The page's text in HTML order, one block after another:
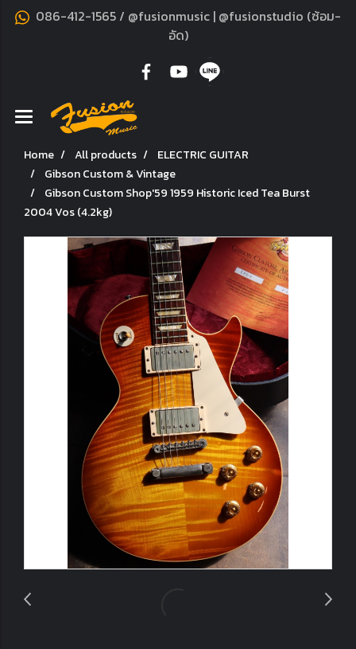
086-412-1565 / @fusionmusic | @fusionstudio (ซ้อม-
อัด)
Home All products
ELECTRIC GUITAR
Gibson Custom & Vintage
Gibson Custom Shop'59 1959 Historic Iced Tea Burst
2004 Vos (4.2kg)